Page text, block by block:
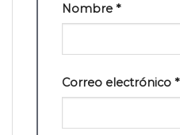
Nombre *
Correo electrónico *